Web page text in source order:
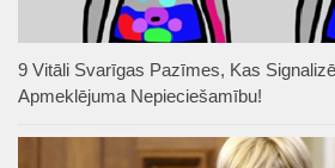
9 Vitāli Svarīgas Pazīmes, Kas
Apmeklējuma Nepieciešamību!